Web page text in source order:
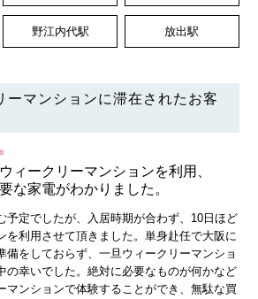
野江内代駅 放出駅
ーマンションに滞在されたお客
ィークリーマンションを利用、
な家電がわかりました。
予定でしたが、入居時期が合わず、10日ほど
を利用させて頂きました。単身赴任で大阪に
備をしておらず、一旦ウィークリーマンショ
の幸いでした。絶対に必要なものが何かなど
マンションで体験することができ、無駄な買